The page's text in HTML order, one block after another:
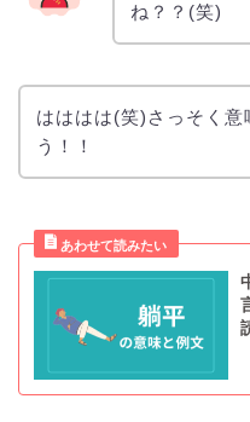
ね？？(笑)
はははは(笑)さっそく意
う！！